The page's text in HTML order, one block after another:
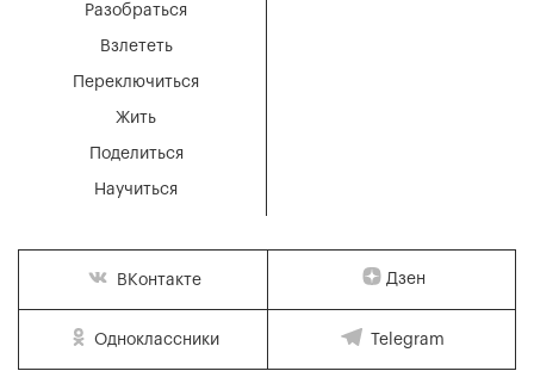
Разобраться
Взлететь
Переключиться
Жить
Поделиться
Научиться
ВКонтакте Дзен
Одноклассники Telegram